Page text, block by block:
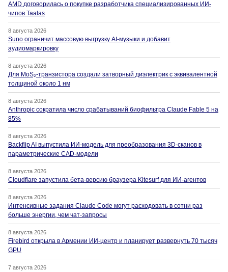
AMD договорилась о покупке разработчика специализированных ИИ-
чипов Taalas
8 августа 2026
Suno ограничит массовую выгрузку AI-музыки и добавит
аудиомаркировку
8 августа 2026
Для MoS₂-транзистора создали затворный диэлектрик с эквивалентной
толщиной около 1 нм
8 августа 2026
Anthropic сократила число срабатываний биофильтра Claude Fable 5 на
85%
8 августа 2026
Backflip AI выпустила ИИ-модель для преобразования 3D-сканов в
параметрические CAD-модели
8 августа 2026
Cloudflare запустила бета-версию браузера Kitesurf для ИИ-агентов
8 августа 2026
Интенсивные задания Claude Code могут расходовать в сотни раз
больше энергии, чем чат-запросы
8 августа 2026
Firebird открыла в Армении ИИ-центр и планирует развернуть 70 тысяч
GPU
7 августа 2026